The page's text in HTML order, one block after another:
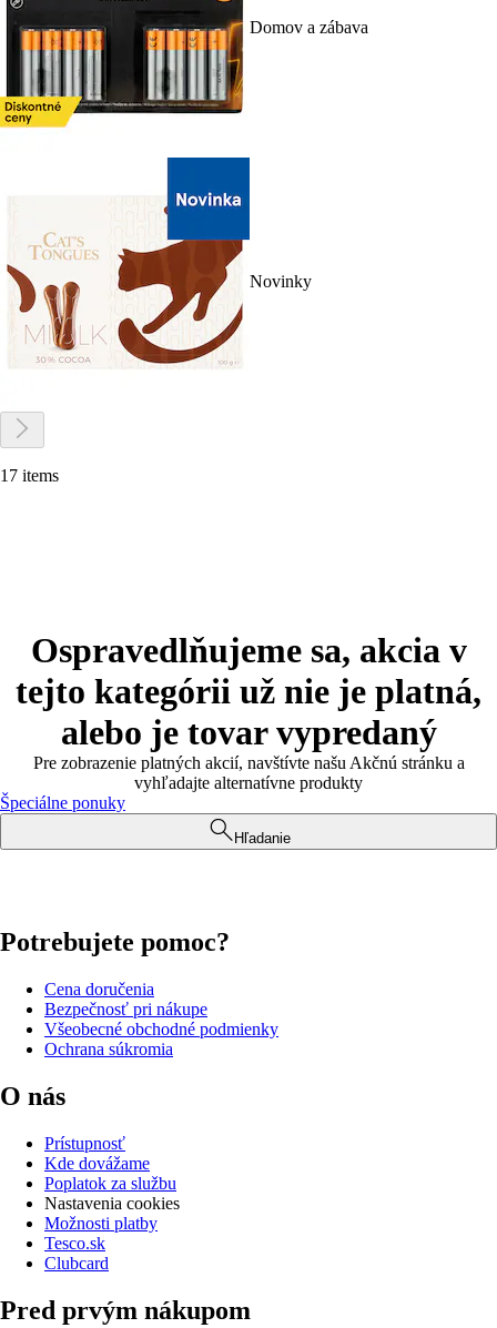
Domov a zábava
Novinky
17 items
Ospravedlňujeme sa, akcia v
tejto kategórii už nie je platná,
alebo je tovar vypredaný
Pre zobrazenie platných akcií, navštívte našu Akčnú stránku a
vyhľadajte alternatívne produkty
Špeciálne ponuky
Hľadanie
Potrebujete pomoc?
Cena doručenia
Bezpečnosť pri nákupe
Všeobecné obchodné podmienky
Ochrana súkromia
O nás
Prístupnosť
Kde dovážame
Poplatok za službu
Nastavenia cookies
Možnosti platby
Tesco.sk
Clubcard
Pred prvým nákupom